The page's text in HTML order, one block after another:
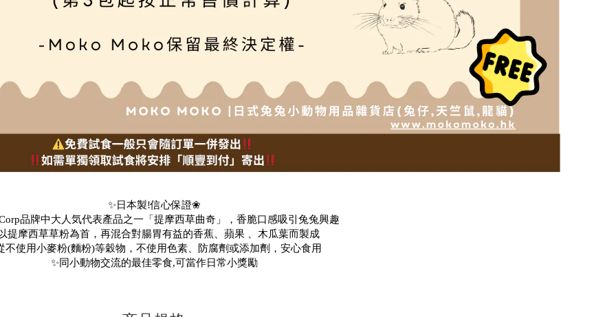
✨日本製!信心保證❀
品牌中大人気代表產品之一「提摩西草曲奇」，香脆口感吸引兔兔興趣
提摩西草草粉為首，再混合對腸胃有益的香蕉、蘋果
、木瓜葉而製成
不使用小麥粉(麵粉)等穀物，不使用色素、防腐劑或添加劑，安心食用
✨同小動物交流的最佳零食,可當作日常小獎勵